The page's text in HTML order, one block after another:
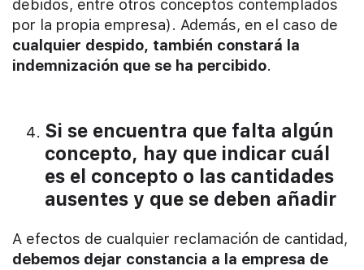
debidos, entre otros conceptos contemplados
por la propia empresa). Además, en el caso de
cualquier despido, también constará la
indemnización que se ha percibido.
Si se encuentra que falta algún
concepto, hay que indicar cuál
es el concepto o las cantidades
ausentes y que se deben añadir
A efectos de cualquier reclamación de cantidad,
debemos dejar constancia a la empresa de